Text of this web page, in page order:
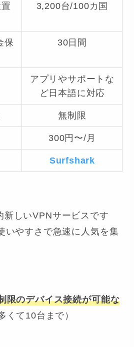
3,200台/100カ国
保
30日間
アプリやサポートな
ど日本語に対応
無制限
300円〜/月
Surfshark
新しいVPNサービスです
いやすさで急速に人気を集
限のデバイス接続が可能な
くて10台まで）